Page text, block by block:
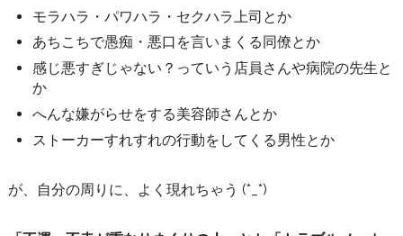
モラハラ・パワハラ・セクハラ上司とか
あちこちで愚痴・悪口を言いまくる同僚とか
感じ悪すぎじゃない？っていう店員さんや病院の先生と
か
へんな嫌がらせをする美容師さんとか
ストーカーすれすれの行動をしてくる男性とか
が、自分の周りに、よく現れちゃう (*_*)